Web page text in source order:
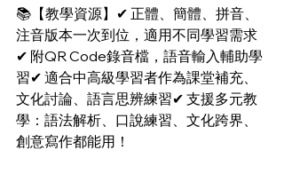
📚【教學資源】✔ 正體、簡體、拼音、
注音版本一次到位，適用不同學習需求
✔ 附QR Code錄音檔，語音輸入輔助學
習✔ 適合中高級學習者作為課堂補充、
文化討論、語言思辨練習✔ 支援多元教
學：語法解析、口說練習、文化跨界、
創意寫作都能用！